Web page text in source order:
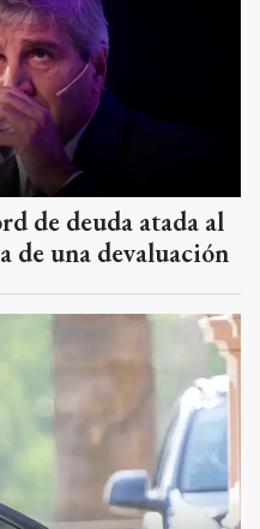
de deuda atada al
de una devaluación